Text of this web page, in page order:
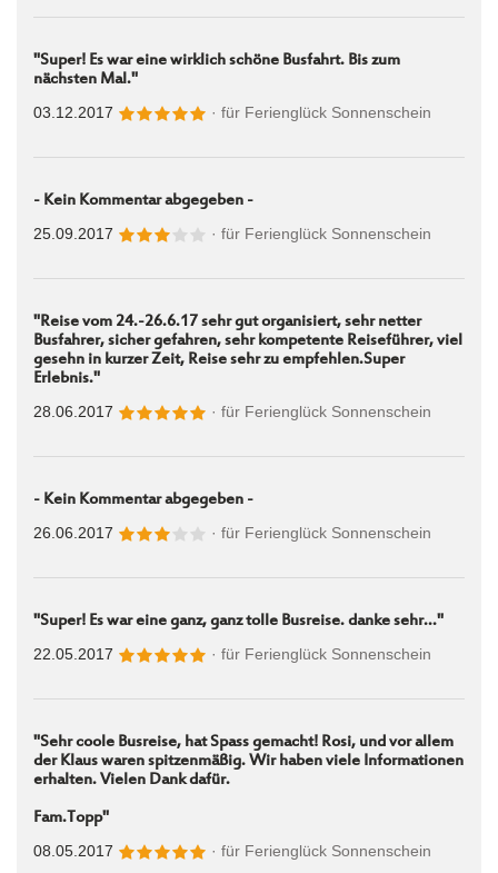
"Super! Es war eine wirklich schöne Busfahrt. Bis zum
nächsten Mal."
03.12.2017 · für Ferienglück Sonnenschein
- Kein Kommentar abgegeben -
25.09.2017 · für Ferienglück Sonnenschein
"Reise vom 24.-26.6.17 sehr gut organisiert, sehr netter
Busfahrer, sicher gefahren, sehr kompetente Reiseführer, viel
gesehn in kurzer Zeit, Reise sehr zu empfehlen.Super
Erlebnis."
28.06.2017 · für Ferienglück Sonnenschein
- Kein Kommentar abgegeben -
26.06.2017 · für Ferienglück Sonnenschein
"Super! Es war eine ganz, ganz tolle Busreise. danke sehr..."
22.05.2017 · für Ferienglück Sonnenschein
"Sehr coole Busreise, hat Spass gemacht! Rosi, und vor allem
der Klaus waren spitzenmäßig. Wir haben viele Informationen
erhalten. Vielen Dank dafür.
Fam.Topp"
08.05.2017 · für Ferienglück Sonnenschein